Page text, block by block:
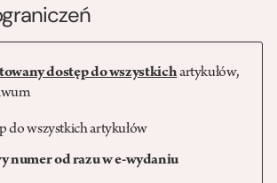
dostęp do wszystkichartykułów,
do wszystkich artykułów
numer od razu w e-wydaniu